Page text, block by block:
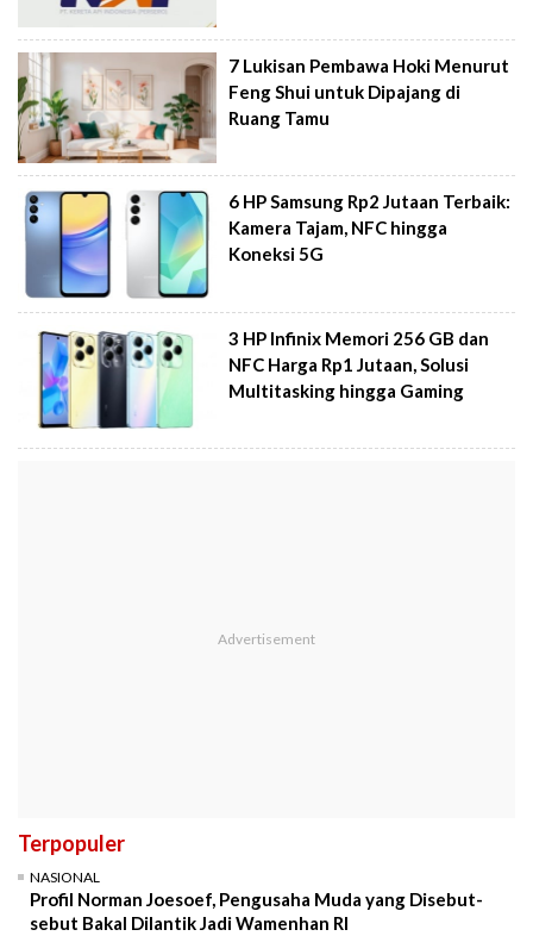
7 Lukisan Pembawa Hoki Menurut
Feng Shui untuk Dipajang di
Ruang Tamu
6 HP Samsung Rp2 Jutaan Terbaik:
Kamera Tajam, NFC hingga
Koneksi 5G
3 HP Infinix Memori 256 GB dan
NFC Harga Rp1 Jutaan, Solusi
Multitasking hingga Gaming
Terpopuler
NASIONAL
Profil Norman Joesoef, Pengusaha Muda yang Disebut-
sebut Bakal Dilantik Jadi Wamenhan RI